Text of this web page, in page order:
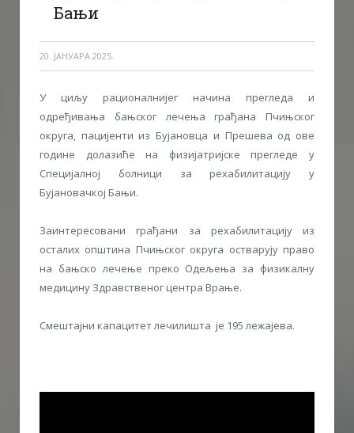
Бањи
20. ЈАНУАРА 2025.
У циљу рационалнијег начина прегледа и
одређивања бањског лечења грађана Пчињског
округа, пацијенти из Бујановца и Прешева од ове
године долазиће на физијатријске прегледе у
Специјалној болници за рехабилитацију у
Бујановачкој Бањи.
Заинтересовани грађани за рехабилитацију из
осталих општина Пчињског округа остварују право
на бањско лечење преко Одељења за физикалну
медицину Здравственог центра Врање.
Смештајни капацитет лечилишта је 195 лежајева.